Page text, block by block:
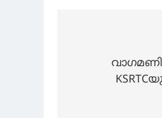
navigation